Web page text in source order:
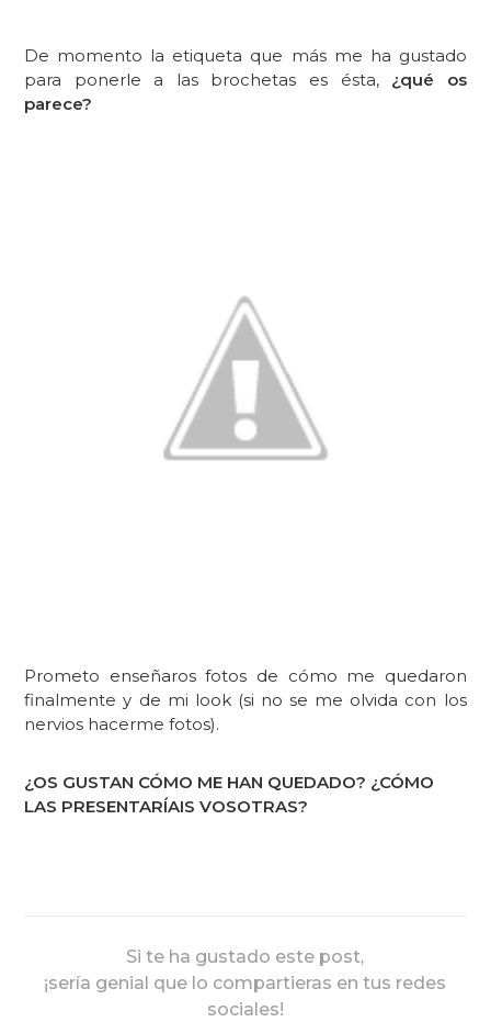
De momento la etiqueta que más me ha gustado
para ponerle a las brochetas es ésta, ¿qué os
parece?
Prometo enseñaros fotos de cómo me quedaron
finalmente y de mi look (si no se me olvida con los
nervios hacerme fotos).
¿OS GUSTAN CÓMO ME HAN QUEDADO? ¿CÓMO
LAS PRESENTARÍAIS VOSOTRAS?
Si te ha gustado este post,
¡sería genial que lo compartieras en tus redes
sociales!